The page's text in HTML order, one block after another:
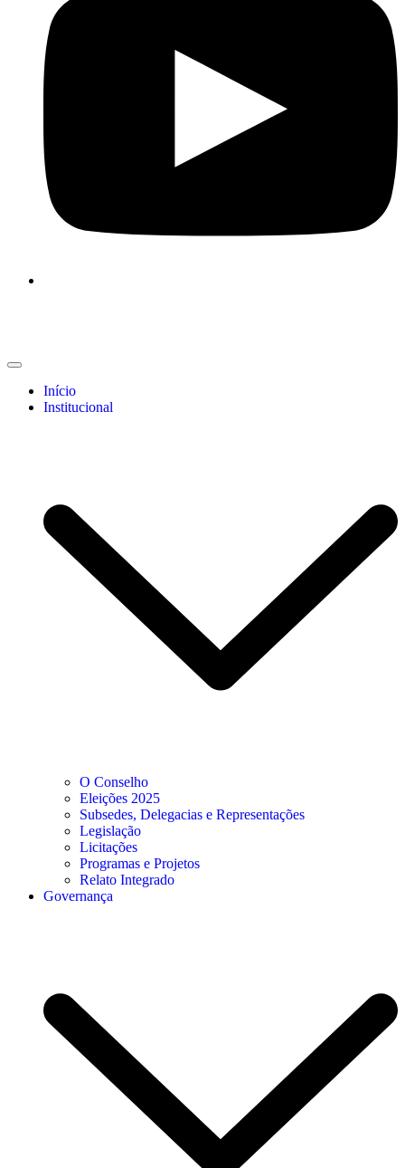
Início
Institucional
O Conselho
Eleições 2025
Subsedes, Delegacias e Representações
Legislação
Licitações
Programas e Projetos
Relato Integrado
Governança